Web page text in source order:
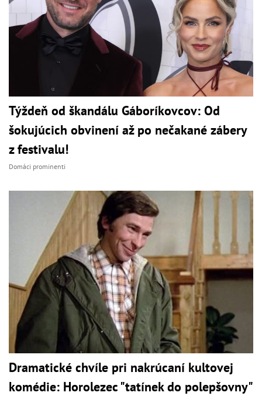
Týždeň od škandálu Gáboríkovcov: Od
šokujúcich obvinení až po nečakané zábery
z festivalu!
Domáci prominenti
Dramatické chvíle pri nakrúcaní kultovej
komédie: Horolezec "tatínek do polepšovny"